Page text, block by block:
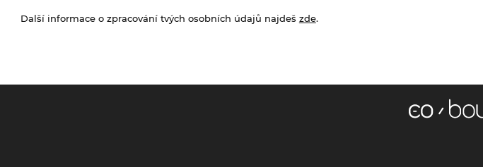
Další informace o zpracování tvých osobních údajů najdeš zde.